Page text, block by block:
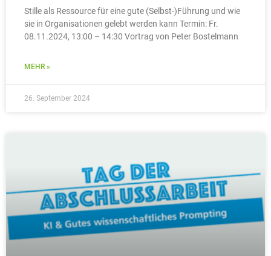
Stille als Ressource für eine gute (Selbst-)Führung und wie
sie in Organisationen gelebt werden kann Termin: Fr.
08.11.2024, 13:00 – 14:30 Vortrag von Peter Bostelmann
MEHR »
26. September 2024